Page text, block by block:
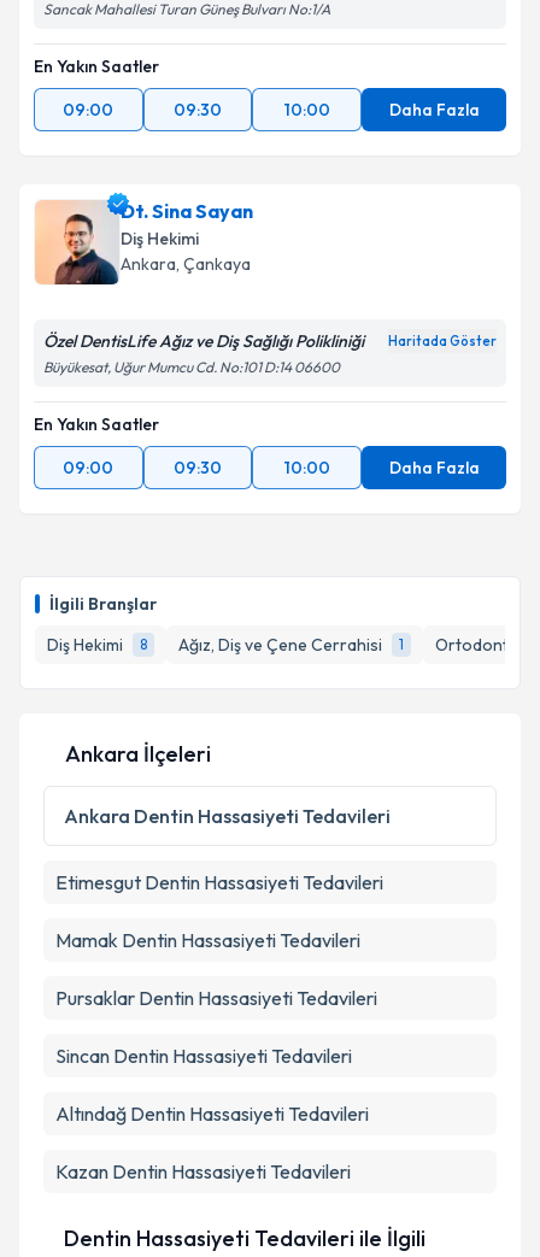
İlgili Branşlar
Diş Hekimi
8 Ağız, Diş ve Çene Cerrahisi 1 Ortodonti
Sancak Mahallesi Turan Güneş Bulvarı No:1/A
En Yakın Saatler
09:00
09:30 10:00 Daha Fazla
Dt. Sina Sayan
Diş Hekimi
Ankara, Çankaya
Özel DentisLife Ağız ve Diş Sağlığı Polikliniği Haritada Göster
Büyükesat, Uğur Mumcu Cd. No:101 D:14 06600
En Yakın Saatler
09:00
09:30 10:00 Daha Fazla
Ankara İlçeleri
Ankara Dentin Hassasiyeti Tedavileri
Etimesgut Dentin Hassasiyeti Tedavileri
Mamak Dentin Hassasiyeti Tedavileri
Pursaklar Dentin Hassasiyeti Tedavileri
Sincan Dentin Hassasiyeti Tedavileri
Altındağ Dentin Hassasiyeti Tedavileri
Kazan Dentin Hassasiyeti Tedavileri
Dentin Hassasiyeti Tedavileri ile İlgili